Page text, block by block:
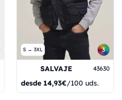
S → 3XL 3
SALVAJE 43630
desde 14,93€/100 uds.